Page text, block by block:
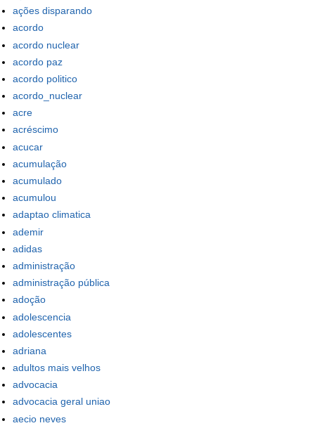
ações disparando
acordo
acordo nuclear
acordo paz
acordo politico
acordo_nuclear
acre
acréscimo
acucar
acumulação
acumulado
acumulou
adaptao climatica
ademir
adidas
administração
administração pública
adoção
adolescencia
adolescentes
adriana
adultos mais velhos
advocacia
advocacia geral uniao
aecio neves